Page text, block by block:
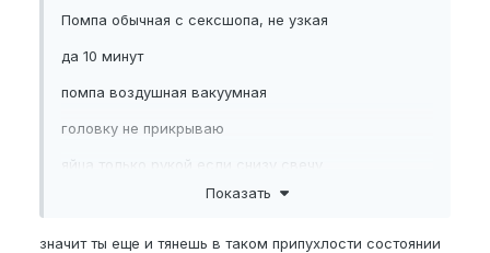
Помпа обычная с сексшопа, не узкая
да 10 минут
помпа воздушная вакуумная
головку не прикрываю
яйца только рукой если снизу свечу
Показать
значит ты еще и тянешь в таком припухлости состоянии